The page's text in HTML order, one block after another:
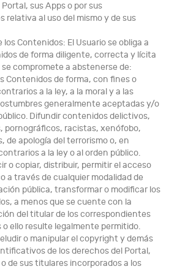
sus Apps o por sus
relativa al uso del mismo y de sus
Contenidos: El Usuario se obliga a
de forma diligente, correcta y lícita
compromete a abstenerse de:
Contenidos de forma, con fines o
a la ley, a la moral y a las
generalmente aceptadas y/o
Difundir contenidos delictivos,
pornográficos, racistas, xenófobo,
de apología del terrorismo o, en
a la ley o al orden público.
o copiar, distribuir, permitir el acceso
a través de cualquier modalidad de
pública, transformar o modificar los
a menos que se cuente con la
del titular de los correspondientes
o ello resulte legalmente permitido.
o manipular el copyright y demás
de los derechos del Portal,
de sus titulares incorporados a los